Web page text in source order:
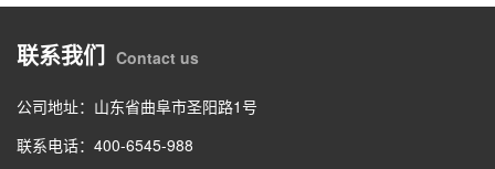
联系我们 Contact us
公司地址：山东省曲阜市圣阳路1号
联系电话：400-6545-988